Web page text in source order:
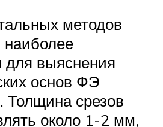
методов
наиболее
выяснения
основ ФЭ
Толщина срезов
около 1-2 мм,